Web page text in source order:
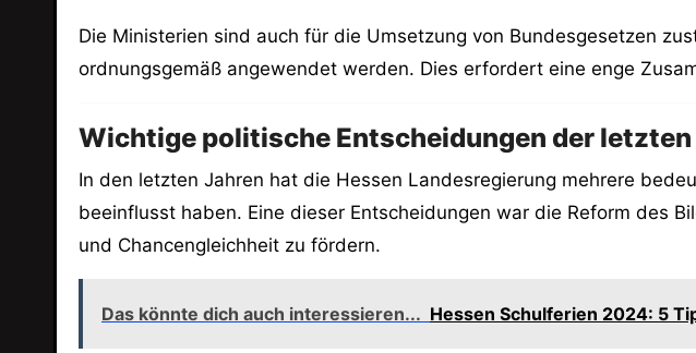
Die Ministerien sind auch für die Umsetzung von Bundesgesetzen
ordnungsgemäß angewendet werden. Dies erfordert eine enge
Wichtige politische Entscheidungen der letzten
In den letzten Jahren hat die Hessen Landesregierung mehrere
beeinflusst haben. Eine dieser Entscheidungen war die Reform des
und Chancengleichheit zu fördern.
Das könnte dich auch interessieren... Hessen Schulferien 2024: 5